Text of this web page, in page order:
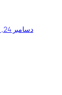
دسامبر 24, 2016